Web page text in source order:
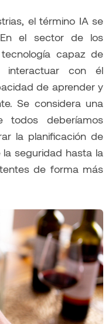
el término IA se
el sector de los
capaz de
interactuar con él
de aprender y
Se considera una
todos deberíamos
la planificación de
seguridad hasta la
de forma más